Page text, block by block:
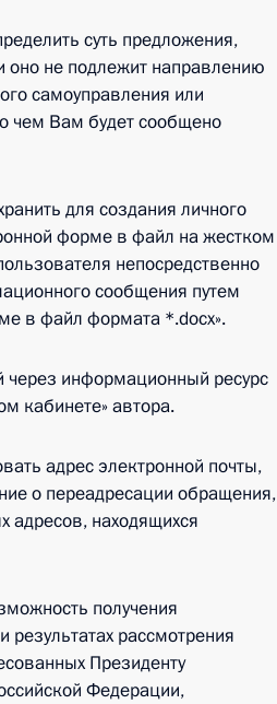
суть предложения,
оно не подлежит направлению
самоуправления или
чем Вам будет сообщено
для создания личного
форме в файл на жестком
непосредственно
сообщения путем
в файл формата *.docx».
через информационный ресурс
кабинете» автора.
адрес электронной почты,
о переадресации обращения,
адресов, находящихся
получения
результатах рассмотрения
Президенту
Федерации,